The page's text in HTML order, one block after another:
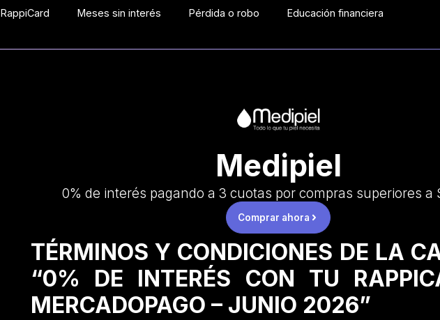
RappiCard Meses sin interés Pérdida o robo Educación financiera
Medipiel
0% de interés pagando a 3 cuotas por compras superiores a
Comprar ahora
TÉRMINOS Y CONDICIONES DE LA
“0% DE INTERÉS CON TU
MERCADOPAGO – JUNIO 2026”